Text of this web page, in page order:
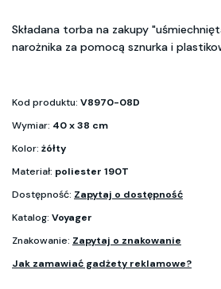
Składana torba na zakupy
narożnika za pomocą sznurka i
Kod produktu: V8970-08D
Wymiar: 40 x 38 cm
Kolor: żółty
Materiał: poliester 190T
Dostępność: Zapytaj o dostępność
Katalog: Voyager
Znakowanie: Zapytaj o znakowanie
Jak zamawiać gadżety reklamowe?